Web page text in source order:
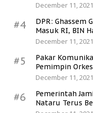
December 11, 2021
#4
DPR: Ghassem
Masuk RI, BIN
December 11, 2021
#5
Pakar
Pemimpin
December 11, 2021
#6
Pemerintah
Nataru Terus